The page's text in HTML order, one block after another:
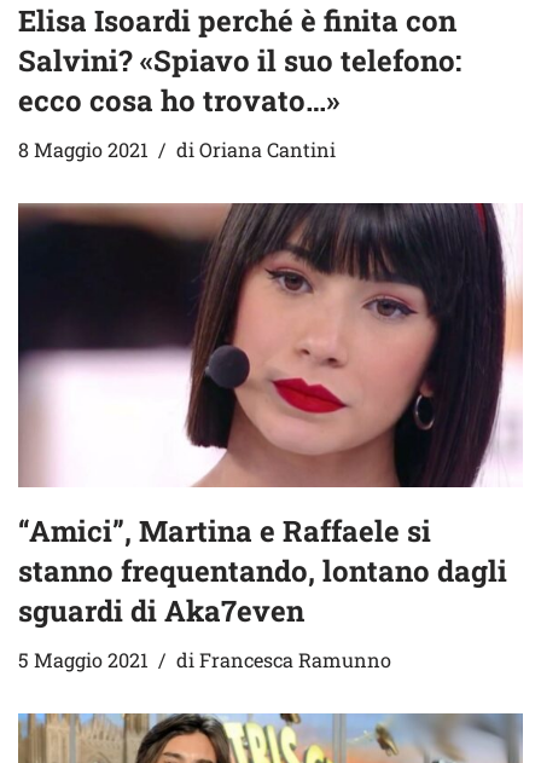
Elisa Isoardi perché è finita con
Salvini? «Spiavo il suo telefono:
ecco cosa ho trovato…»
8 Maggio 2021 di Oriana Cantini
“Amici”, Martina e Raffaele si
stanno frequentando, lontano dagli
sguardi di Aka7even
5 Maggio 2021 diFrancesca Ramunno